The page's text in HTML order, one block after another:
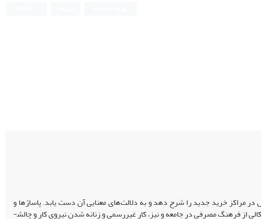
خرید جدید را شرح دهد و به دلالت‌های معنایی آن دست یابد. پاساژها و
از فرهنگ مصرفی در جامعه و نیز، کار غیررسمی و زنانه شدن نیروی کار و چالش­